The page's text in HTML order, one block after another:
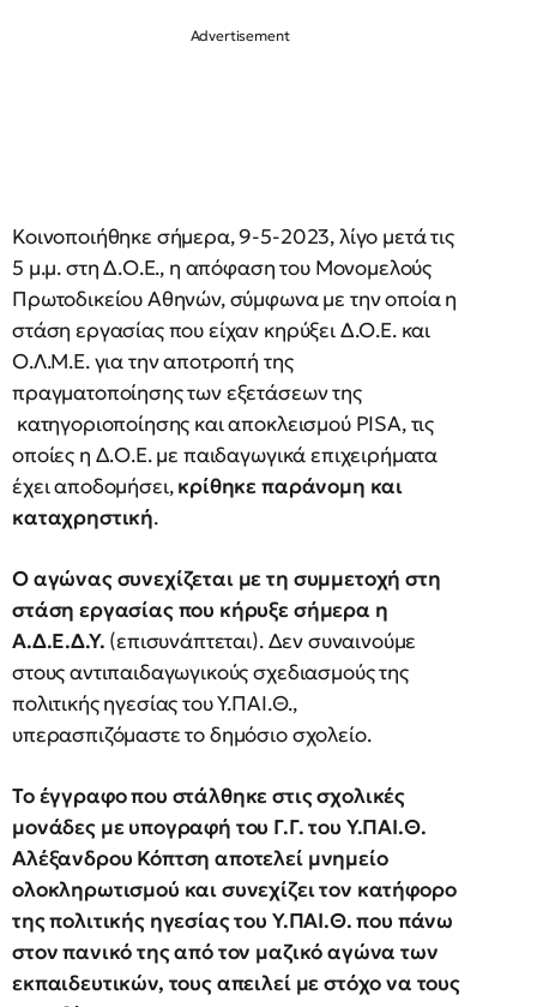
Κοινοποιήθηκε σήμερα, 9-5-2023, λίγο μετά τις
5 μ.μ. στη Δ.Ο.Ε., η απόφαση του Μονομελούς
Πρωτοδικείου Αθηνών, σύμφωνα με την οποία η
στάση εργασίας που είχαν κηρύξει Δ.Ο.Ε. και
Ο.Λ.Μ.Ε. για την αποτροπή της
πραγματοποίησης των εξετάσεων της
κατηγοριοποίησης και αποκλεισμού PISA, τις
οποίες η Δ.Ο.Ε. με παιδαγωγικά επιχειρήματα
έχει αποδομήσει,κρίθηκε παράνομη και
καταχρηστική.
Ο αγώνας συνεχίζεται με τη συμμετοχή στη
στάση εργασίας που κήρυξε σήμερα η
Α.Δ.Ε.Δ.Υ. (επισυνάπτεται). Δεν συναινούμε
στους αντιπαιδαγωγικούς σχεδιασμούς της
πολιτικής ηγεσίας του Υ.ΠΑΙ.Θ.,
υπερασπιζόμαστε το δημόσιο σχολείο.
Το έγγραφο που στάλθηκε στις σχολικές
μονάδες με υπογραφή του Γ.Γ. του Υ.ΠΑΙ.Θ.
Αλέξανδρου Κόπτση αποτελεί μνημείο
ολοκληρωτισμού και συνεχίζει τον κατήφορο
της πολιτικής ηγεσίας του Υ.ΠΑΙ.Θ. που πάνω
στον πανικό της από τον μαζικό αγώνα των
εκπαιδευτικών, τους απειλεί με στόχο να τους